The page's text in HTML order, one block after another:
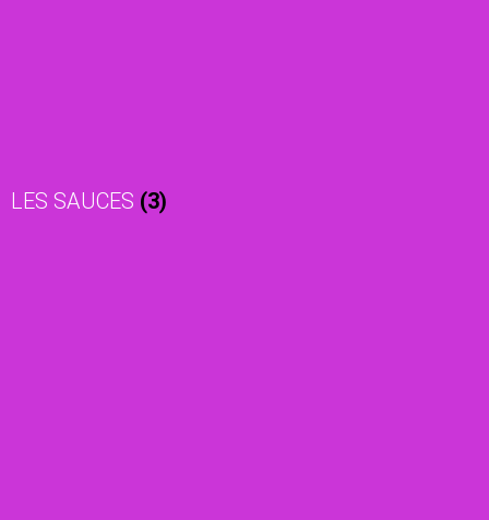
LES SAUCES (3)